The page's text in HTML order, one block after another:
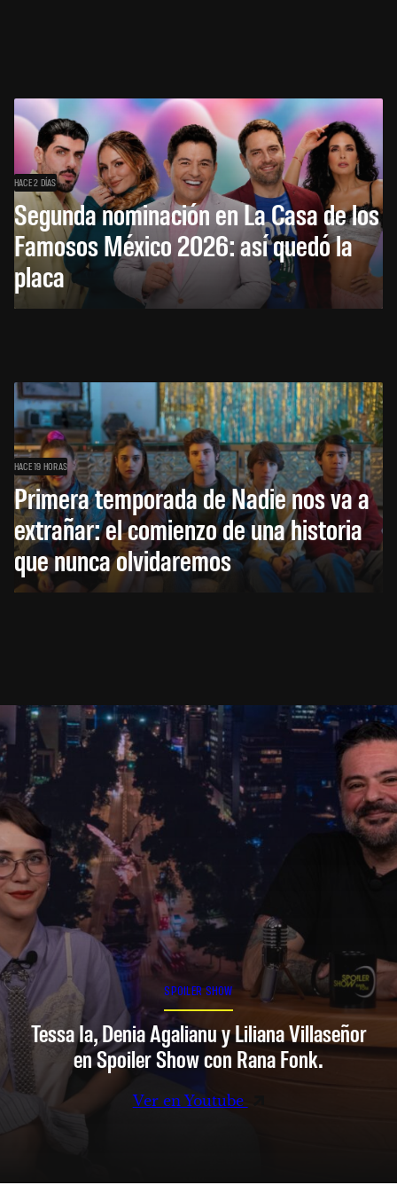
HACE 2 DÍAS
Segunda nominación en La Casa de los
Famosos México 2026: así quedó la
placa
HACE 19 HORAS
Primera temporada de Nadie nos va a
extrañar: el comienzo de una historia
que nunca olvidaremos
SPOILER SHOW
Tessa Ia, Denia Agalianu y Liliana Villaseñor
en Spoiler Show con Rana Fonk.
Ver en Youtube